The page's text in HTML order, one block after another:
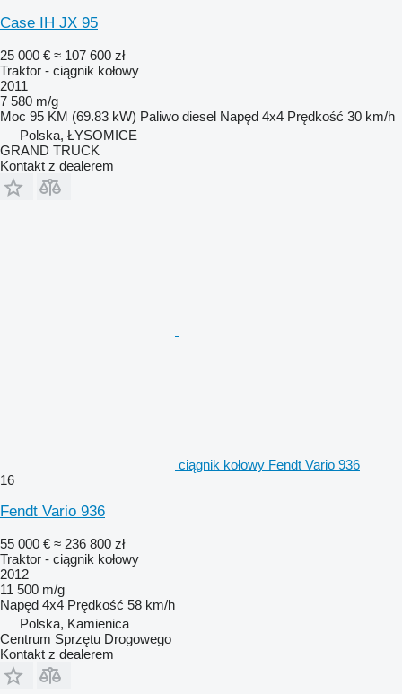
Case IH JX 95
25 000 € ≈ 107 600 zł
Traktor - ciągnik kołowy
2011
7 580 m/g
Moc 95 KM (69.83 kW) Paliwo diesel Napęd 4x4 Prędkość 30 km/h
Polska, ŁYSOMICE
GRAND TRUCK
Kontakt z dealerem
ciągnik kołowy Fendt Vario 936
16
Fendt Vario 936
55 000 € ≈ 236 800 zł
Traktor - ciągnik kołowy
2012
11 500 m/g
Napęd 4x4 Prędkość 58 km/h
Polska, Kamienica
Centrum Sprzętu Drogowego
Kontakt z dealerem